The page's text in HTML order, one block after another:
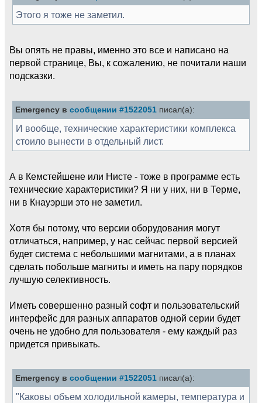
Этого я тоже не заметил.
Вы опять не правы, именно это все и написано на
первой странице, Вы, к сожалению, не почитали наши
подсказки.
Emergency в сообщении #1522051 писал(а):
И вообще, технические характеристики комплекса
стоило вынести в отдельный лист.
А в Кемстейшене или Нисте - тоже в программе есть
технические характеристики? Я ни у них, ни в Терме,
ни в Кнауэрши это не заметил.
Хотя бы потому, что версии оборудования могут
отличаться, например, у нас сейчас первой версией
будет система с небольшими магнитами, а в планах
сделать побольше магниты и иметь на пару порядков
лучшую селективность.
Иметь совершенно разный софт и пользовательский
интерфейс для разных аппаратов одной серии будет
очень не удобно для пользователя - ему каждый раз
придется привыкать.
Emergency в сообщении #1522051 писал(а):
"Каковы объем холодильной камеры, температура и